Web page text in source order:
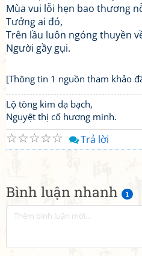
Bình luận nhanh 1
Mùa vui lỗi hẹn bao thương
Tưởng ai đó,
Trên lầu luôn ngóng thuyền
Người gầy gụi.
[Thông tin 1 nguồn tham khảo
Lộ tòng kim dạ bạch,
Nguyệt thị cố hương minh.
☆
☆
☆
☆
☆ Trả lời